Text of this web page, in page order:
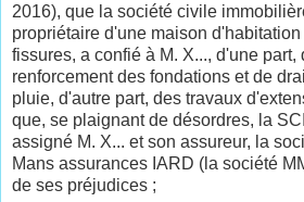
2016), que la société civile
propriétaire d'une maison
fissures, a confié à M. X..., d'une part,
renforcement des fondations et de
pluie, d'autre part, des travaux
que, se plaignant de désordres, la
assigné M. X... et son assureur, la
Mans assurances IARD (la société
de ses préjudices ;